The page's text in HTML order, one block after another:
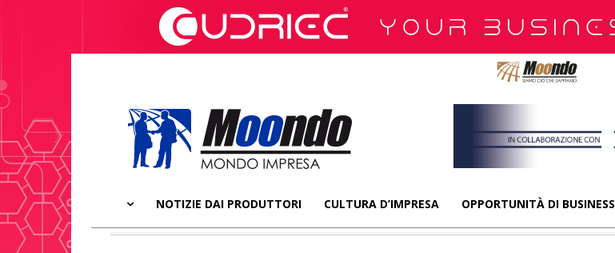
NOTIZIE DAI PRODUTTORI CULTURA D’IMPRESA OPPORTUNITÀ DI BUSINESS